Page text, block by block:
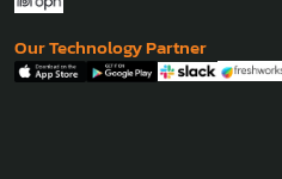
Our Technology Partner